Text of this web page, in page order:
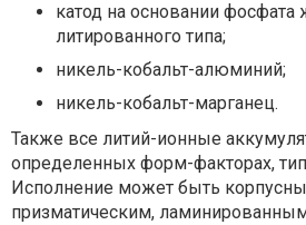
катод на основании фосфата
литированного типа;
никель-кобальт-алюминий;
никель-кобальт-марганец.
Также все литий-ионные
определенных форм-факторах,
Исполнение может быть
призматическим,